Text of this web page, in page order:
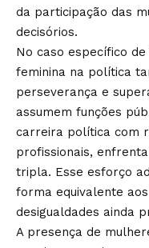
da participação das
decisórios.
No caso específico
feminina na política
perseverança e
assumem funções
carreira política com
profissionais,
tripla. Esse esforço
forma equivalente
desigualdades ainda
A presença de